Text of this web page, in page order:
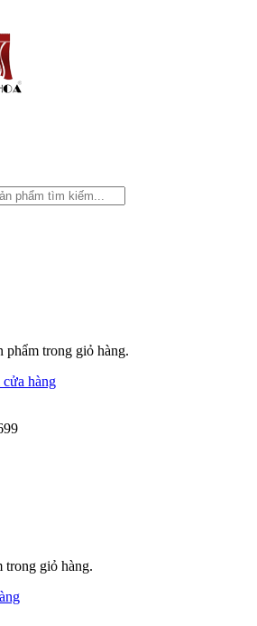
phẩm trong giỏ hàng.
hàng
trong giỏ hàng.